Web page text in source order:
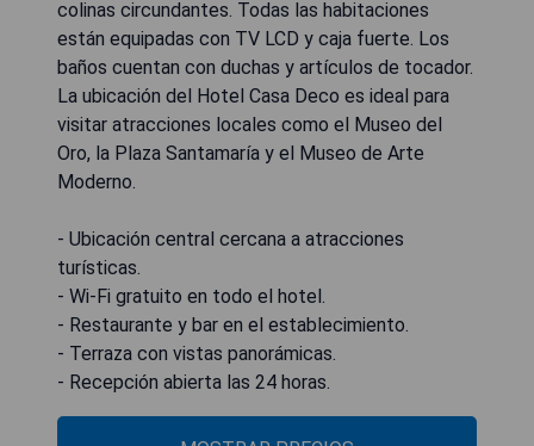
colinas circundantes. Todas las habitaciones
están equipadas con TV LCD y caja fuerte. Los
baños cuentan con duchas y artículos de tocador.
La ubicación del Hotel Casa Deco es ideal para
visitar atracciones locales como el Museo del
Oro, la Plaza Santamaría y el Museo de Arte
Moderno.
- Ubicación central cercana a atracciones
turísticas.
- Wi-Fi gratuito en todo el hotel.
- Restaurante y bar en el establecimiento.
- Terraza con vistas panorámicas.
- Recepción abierta las 24 horas.